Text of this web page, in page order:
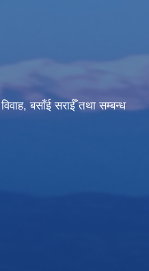
बसाँई सराईँ तथा सम्बन्ध